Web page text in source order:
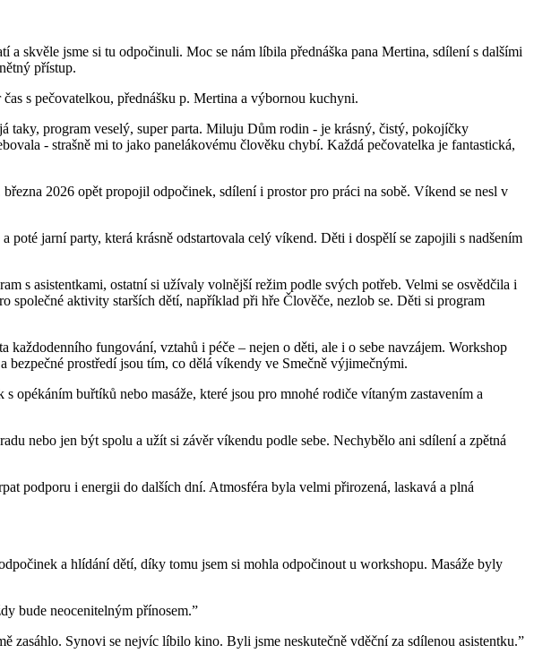
skvěle jsme si tu odpočinuli. Moc se nám líbila přednáška pana Mertina, sdílení s dalšími
přístup.
s pečovatelkou, přednášku p. Mertina a výbornou kuchyni.
taky, program veselý, super parta. Miluju Dům rodin - je krásný, čistý, pokojíčky
- strašně mi to jako panelákovému člověku chybí. Každá pečovatelka je fantastická,
2026 opět propojil odpočinek, sdílení i prostor pro práci na sobě. Víkend se nesl v
poté jarní party, která krásně odstartovala celý víkend. Děti i dospělí se zapojili s nadšením
s asistentkami, ostatní si užívaly volnější režim podle svých potřeb. Velmi se osvědčila i
společné aktivity starších dětí, například při hře Člověče, nezlob se. Děti si program
fungování, vztahů i péče – nejen o děti, ale i o sebe navzájem. Workshop
bezpečné prostředí jsou tím, co dělá víkendy ve Smečně výjimečnými.
buřtíků nebo masáže, které jsou pro mnohé rodiče vítaným zastavením a
nebo jen být spolu a užít si závěr víkendu podle sebe. Nechybělo ani sdílení a zpětná
podporu i energii do dalších dní. Atmosféra byla velmi přirozená, laskavá a plná
a hlídání dětí, díky tomu jsem si mohla odpočinout u workshopu. Masáže byly
bude neocenitelným přínosem.”
zasáhlo. Synovi se nejvíc líbilo kino. Byli jsme neskutečně vděční za sdílenou asistentku.”